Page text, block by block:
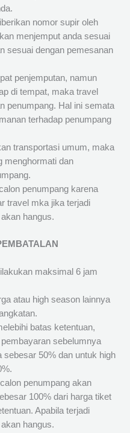
nomor supir oleh
menjemput anda sesuai
sesuai dengan pemesanan
penjemputan, namun
di tempat, maka travel
penumpang. Hal ini semata
terhadap penumpang
transportasi umum, maka
menghormati dan
penumpang karena
travel mka jika terjadi
hangus.
maksimal 6 jam
atau high season lainnya
batas ketentuan,
sebelumnya
sebesar 50% dan untuk high
penumpang akan
100% dari harga tiket
Apabila terjadi
hangus.